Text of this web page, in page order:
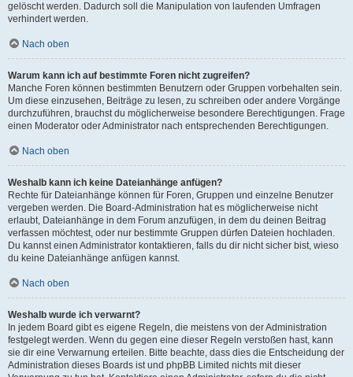
gelöscht werden. Dadurch soll die Manipulation von laufenden Umfragen
verhindert werden.
Nach oben
Warum kann ich auf bestimmte Foren nicht zugreifen?
Manche Foren können bestimmten Benutzern oder Gruppen vorbehalten sein.
Um diese einzusehen, Beiträge zu lesen, zu schreiben oder andere Vorgänge
durchzuführen, brauchst du möglicherweise besondere Berechtigungen. Frage
einen Moderator oder Administrator nach entsprechenden Berechtigungen.
Nach oben
Weshalb kann ich keine Dateianhänge anfügen?
Rechte für Dateianhänge können für Foren, Gruppen und einzelne Benutzer
vergeben werden. Die Board-Administration hat es möglicherweise nicht
erlaubt, Dateianhänge in dem Forum anzufügen, in dem du deinen Beitrag
verfassen möchtest, oder nur bestimmte Gruppen dürfen Dateien hochladen.
Du kannst einen Administrator kontaktieren, falls du dir nicht sicher bist, wieso
du keine Dateianhänge anfügen kannst.
Nach oben
Weshalb wurde ich verwarnt?
In jedem Board gibt es eigene Regeln, die meistens von der Administration
festgelegt werden. Wenn du gegen eine dieser Regeln verstoßen hast, kann
sie dir eine Verwarnung erteilen. Bitte beachte, dass dies die Entscheidung der
Administration dieses Boards ist und phpBB Limited nichts mit dieser